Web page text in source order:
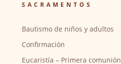
SACRAMENTOS
Bautismo de niños y adultos
Confirmación
Eucaristía – Primera comunión